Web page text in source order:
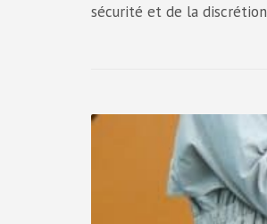
sécurité et de la discrétion